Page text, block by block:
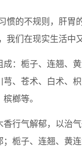
惯的不规则，肝胃
们在现实生活中
成：栀子、连翘、
、苍术、白术、
榔等。
香行气解郁，以治
；栀子、连翘、黄